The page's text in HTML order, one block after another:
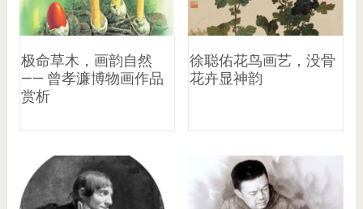
极命草木，画韵自然
—— 曾孝濂博物画作品
赏析
徐聪佑花鸟画艺，没骨
花卉显神韵